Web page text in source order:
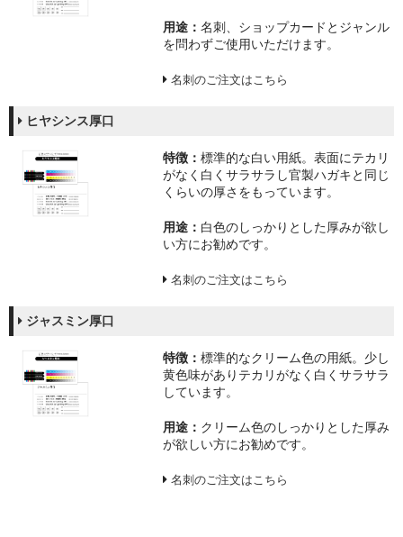
用途：名刺、ショップカードとジャンル
を問わずご使用いただけます。
名刺のご注文はこちら
ヒヤシンス厚口
特徴：標準的な白い用紙。表面にテカリ
がなく白くサラサラし官製ハガキと同じ
くらいの厚さをもっています。
用途： 白色のしっかりとした厚みが欲し
い方にお勧めです。
名刺のご注文はこちら
ジャスミン厚口
特徴：標準的なクリーム色の用紙。少し
黄色味がありテカリがなく白くサラサラ
しています。
用途： クリーム色のしっかりとした厚み
が欲しい方にお勧めです。
名刺のご注文はこちら